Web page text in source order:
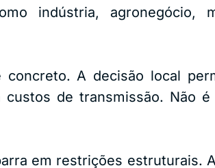
indústria, agronegócio,
A decisão local
de transmissão. Não
em restrições estruturais.